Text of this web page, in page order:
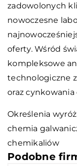
zadowolonych
nowoczesne
oferty. Wśród
kompleksowe
technologiczne
oraz
Określenia
chemia
chemikaliów
Podobne